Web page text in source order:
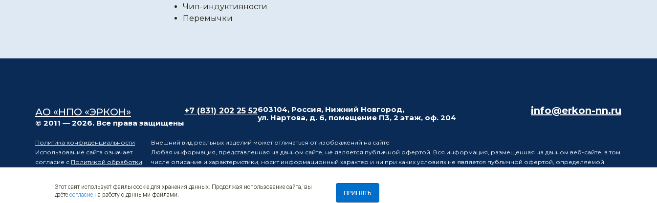
Чип-индуктивности
Перемычки
АО «НПО «ЭРКОН»
© 2011 — 2026. Все права защищены
+7 (831) 202 25 52603104, Россия, Нижний Новгород,
ул. Нартова, д. 6, помещение П3, 2 этаж, оф. 204
info@erkon-nn.ru
Политика конфиденциальности
Использование сайта означает
согласие с Политикой обработки
компоненты
Внешний вид реальных изделий может отличаться от изображений на сайте
Любая информация, представленная на данном сайте, не является публичной офертой. Вся информация, размещенная на данном веб-сайте, в том
числе описание и характеристики, носит информационный характер и ни при каких условиях не является публичной офертой, определяемой
Производитель оставляет за собой право в одностороннем порядке вносить изменения в информацию, размещенную на данном веб-сайте, без
уведомления третьих лиц о таких изменениях.
Этот сайт использует файлы cookie для хранения данных. Продолжая использование сайта, вы
даёте согласие на работу с данными файлами. ПРИНЯТЬ